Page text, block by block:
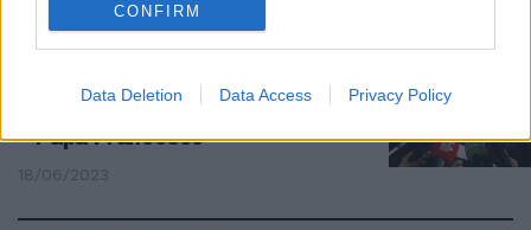
CONFIRM
Data Deletion Data Access Privacy Policy
40 ANNI DALLA SCOMPARSA
"Aspetto una sua parola". Caso
Papa Francesco
18/06/2023